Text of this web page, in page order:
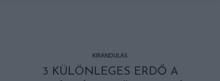
KIRÁNDULÁS
3 KÜLÖNLEGES ERDŐ A